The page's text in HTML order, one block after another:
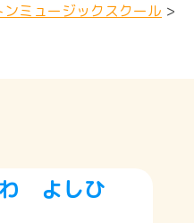
ミュージックスクール >
よしひ